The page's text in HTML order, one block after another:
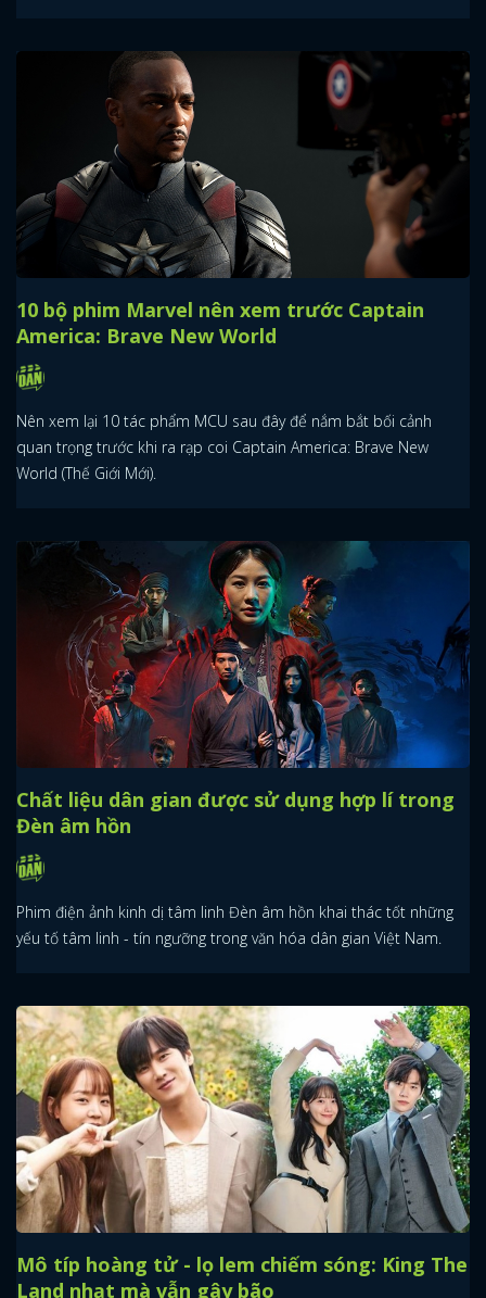
10 bộ phim Marvel nên xem trước Captain
America: Brave New World
Nên xem lại 10 tác phẩm MCU sau đây để nắm bắt bối cảnh
quan trọng trước khi ra rạp coi Captain America: Brave New
World (Thế Giới Mới).
Chất liệu dân gian được sử dụng hợp lí trong
Đèn âm hồn
Phim điện ảnh kinh dị tâm linh Đèn âm hồn khai thác tốt những
yếu tố tâm linh - tín ngưỡng trong văn hóa dân gian Việt Nam.
Mô típ hoàng tử - lọ lem chiếm sóng: King The
Land nhạt mà vẫn gây bão